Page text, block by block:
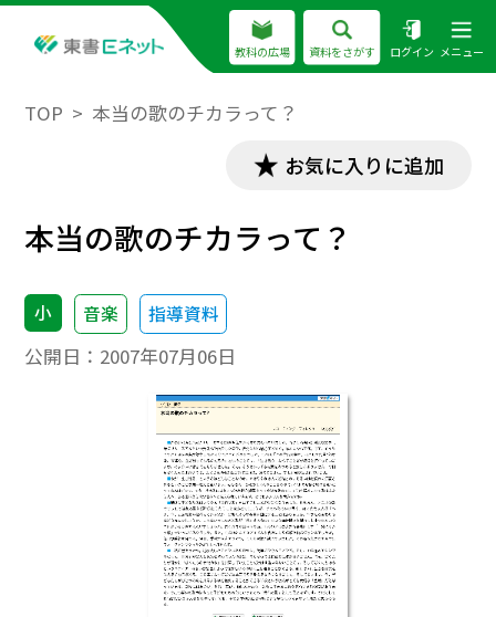
教科の広場 資料をさがす ログイン メニュー
TOP 本当の歌のチカラって？
お気に入りに追加
本当の歌のチカラって？
小 音楽 指導資料
公開日： 2007年07月06日